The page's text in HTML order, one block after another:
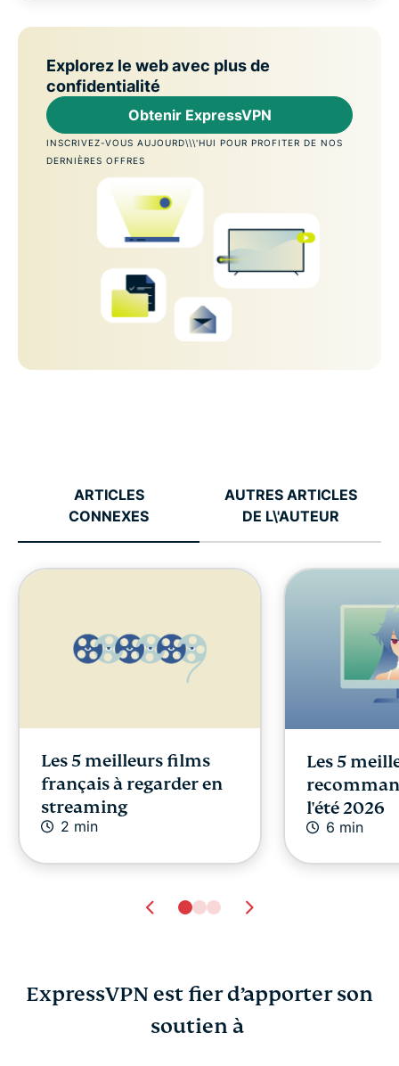
Explorez le web avec plus de
confidentialité
Obtenir ExpressVPN
INSCRIVEZ-VOUS AUJOURD\\\'HUI POUR PROFITER DE NOS
DERNIÈRES OFFRES
ARTICLES
CONNEXES
AUTRES ARTICLES
DE L\'AUTEUR
Les 5 meilleurs films
français à regarder en
streaming
2 min
Les 5
l'été 2026
6 min
ExpressVPN est fier d’apporter son
soutien à